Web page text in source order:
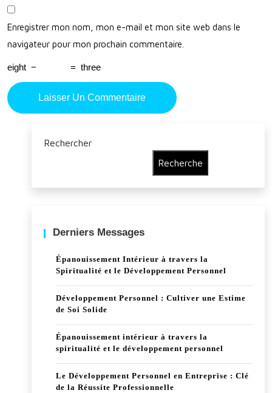
Enregistrer mon nom, mon e-mail et mon site web dans le
navigateur pour mon prochain commentaire.
eight − = three
Rechercher
Recherche
Derniers Messages
Épanouissement Intérieur à travers la
Spiritualité et le Développement Personnel
Développement Personnel : Cultiver une Estime
de Soi Solide
Épanouissement intérieur à travers la
spiritualité et le développement personnel
Le Développement Personnel en Entreprise : Clé
de la Réussite Professionnelle